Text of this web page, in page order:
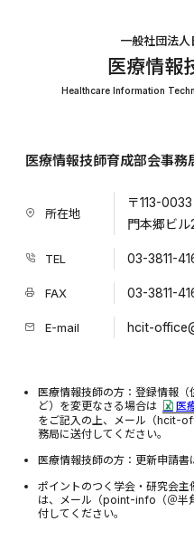
一般社団法
医療情報
Healthcare Information
医療情報技師育成部会事務
所在地
〒113-
門本郷ビル
TEL 03-3811-
FAX 03-3811-
E-mail hcit-
医療情報技師の方：登録情報
ど）を変更なさる場合は
医
をご記入の上、メール（hcit-
務局に送付してください。
医療情報技師の方：更新申請書
ポイントのつく学会・研究会
は、メール（point-info（＠半
付してください。